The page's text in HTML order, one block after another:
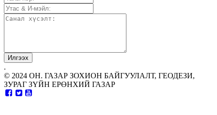
.
© 2024 ОН. ГАЗАР ЗОХИОН БАЙГУУЛАЛТ, ГЕОДЕЗИ,
ЗУРАГ ЗҮЙН ЕРӨНХИЙ ГАЗАР